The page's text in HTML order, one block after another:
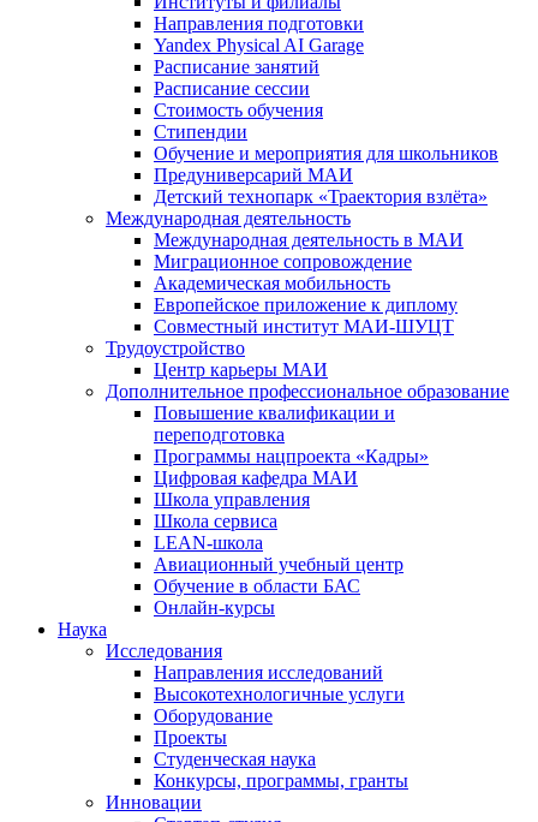
Направления подготовки
Yandex Physical AI Garage
Расписание занятий
Расписание сессии
Стоимость обучения
Стипендии
Обучение и мероприятия для школьников
Предуниверсарий МАИ
Детский технопарк «Траектория взлёта»
Международная деятельность
Международная деятельность в МАИ
Миграционное сопровождение
Академическая мобильность
Европейское приложение к диплому
Совместный институт МАИ-ШУЦТ
Трудоустройство
Центр карьеры МАИ
Дополнительное профессиональное образование
Повышение квалификации и
переподготовка
Программы нацпроекта «Кадры»
Цифровая кафедра МАИ
Школа управления
Школа сервиса
LEAN-школа
Авиационный учебный центр
Обучение в области БАС
Онлайн-курсы
Наука
Исследования
Направления исследований
Высокотехнологичные услуги
Оборудование
Проекты
Студенческая наука
Конкурсы, программы, гранты
Инновации